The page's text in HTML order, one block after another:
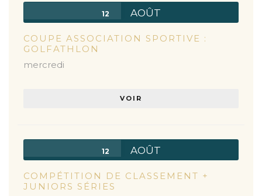
12 AOÛT
COUPE ASSOCIATION SPORTIVE :
GOLFATHLON
mercredi
VOIR
12 AOÛT
COMPÉTITION DE CLASSEMENT +
JUNIORS SÉRIES